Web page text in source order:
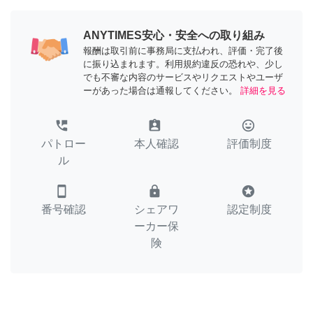
ANYTIMES安心・安全への取り組み
報酬は取引前に事務局に支払われ、評価・完了後
に振り込まれます。利用規約違反の恐れや、少し
でも不審な内容のサービスやリクエストやユーザ
ーがあった場合は通報してください。
詳細を見る
perm_phone_msg
パトロー
ル
assignment_ind
本人確認
tag_faces
評価制度
smartphone
番号確認
lock
シェアワ
ーカー保
険
stars
認定制度